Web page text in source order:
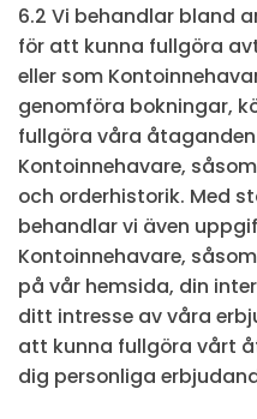
6.2 Vi behandlar bland
för att kunna fullgöra
eller som
genomföra bokningar,
fullgöra våra
Kontoinnehavare,
och orderhistorik. Med
behandlar vi även
Kontoinnehavare,
på vår hemsida, din
ditt intresse av våra
att kunna fullgöra vårt
dig personliga